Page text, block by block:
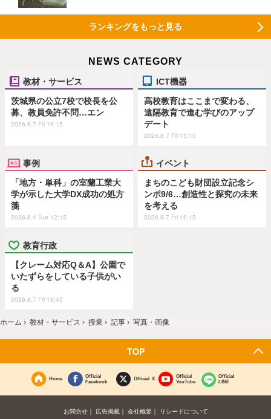
ランキングをもっと見る
NEWS CATEGORY
教材・サービス
茨城県の公立7校で校長を公
募、教員免許不問…エン
2026.8.7 Fri 19:15
ICT機器
高校教育はここまで変わる、
遠隔教育で進む学びのアップ
デート
2026.8.7 Fri 15:15
事例
「地方・単科」の室蘭工業大
学が示した大学DX成功の処方
箋
2026.8.4 Tue 12:15
イベント
まちのこども財団設立記念シ
ンポ9/6…創造性と探究の未来
を考える
2026.8.7 Fri 16:15
教育行政
【クレーム対応Q＆A】公園で
いたずらをしている子供がい
る
2026.8.7 Fri 19:45
ホーム › 教材・サービス › 授業 › 記事 › 写真・画像
TOP
Home
Official
Facebook
Official X
Official
YouTube
Official
LINE
お問合せ 広告掲載 会社概要
リシードについて